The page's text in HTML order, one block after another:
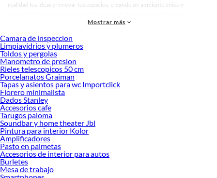
realidad tus ideas y renovar tus espacios, creando un ambiente único y
accesorios de calidad que te ayudarán a crear un espacio más tú.
Desde remodelaciones hasta proyectos de decoración, estamos aquí para hacer
tus ideas realidad. ¡Visítanos y encuentra todo lo que tenemos para ofrecerte en
Motor eléctrico!
Explora la variedad de productos de Motor eléctrico en Sodimac
Herramientas, materiales y accesorios de calidad para tus proyectos y
renovación de espacios. ¡Visítanos y descubre todo lo que tenemos para
ofrecerte!
Encuentra una amplia variedad de productos de Motor eléctrico en Sodimac.
Encuentra todo lo necesario para tus proyectos de renovación y decoración.
¡Visítanos y haz tus ideas realidad!
Mostrar más
Camara de inspeccion
Limpiavidrios y plumeros
Toldos y pergolas
Manometro de presion
Rieles telescopicos 50 cm
Porcelanatos Graiman
Tapas y asientos para wc Importclick
Florero minimalista
Dados Stanley
Accesorios cafe
Tarugos paloma
Soundbar y home theater Jbl
Pintura para interior Kolor
Amplificadores
Pasto en palmetas
Accesorios de interior para autos
Burletes
Mesa de trabajo